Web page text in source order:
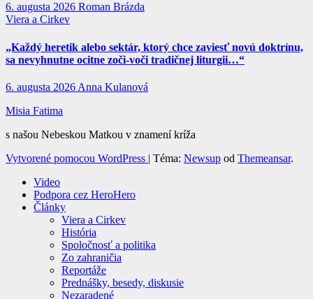
6. augusta 2026 Roman Brázda
Viera a Cirkev
„Každý heretik alebo sektár, ktorý chce zaviesť novú doktrínu,
sa nevyhnutne ocitne zoči-voči tradičnej liturgii…“
6. augusta 2026 Anna Kulanová
Misia Fatima
s našou Nebeskou Matkou v znamení kríža
Vytvorené pomocou WordPress | Téma: Newsup od Themeansar.
Video
Podpora cez HeroHero
Články
Viera a Cirkev
História
Spoločnosť a politika
Zo zahraničia
Reportáže
Prednášky, besedy, diskusie
Nezaradené